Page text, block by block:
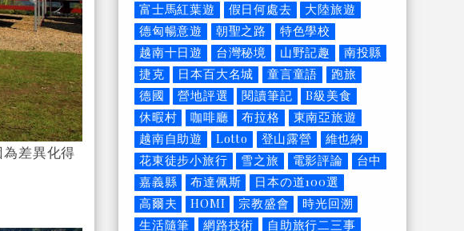
差異化得
富士馬紅葉遊
假日何處去
大陸旅遊
德匈暢意遊
朝聖之路
特色學校
越南十日遊
台灣秘境 山野記趣
南投縣
捷克
日本百大名城 童言童語
跑旅
德國
營地評選 閱讀筆記
B級美食
休暇村
咖啡廳 布拉格
東南亞旅遊
越南自助遊
Lotto 登山露營
維也納
花東徒步小旅行
雪之旅 電影評論
台中
嘉義縣
布達佩斯
日本の道100選
高爾夫
HOMI 宗教盛會
時光回溯
生活隨筆
網路技術
自助旅行二三事